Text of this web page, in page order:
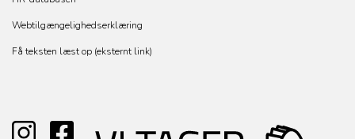
Webtilgængelighedserklæring
Få teksten læst op (eksternt link)